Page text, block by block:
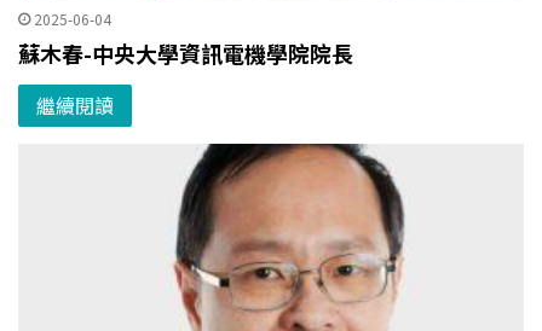
2025-06-04
蘇木春-中央大學資訊電機學院院長
繼續閱讀